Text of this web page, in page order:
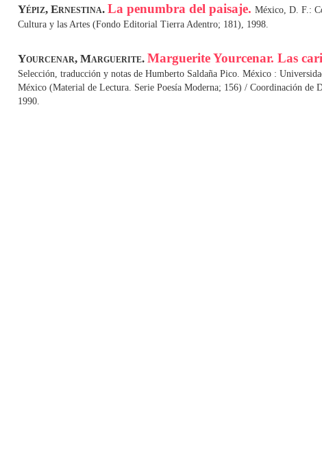
Yépiz, Ernestina. La penumbra del paisaje. México, D. F.:
Cultura y las Artes (Fondo Editorial Tierra Adentro; 181), 1998.
Yourcenar, Marguerite. Marguerite Yourcenar. Las
Selección, traducción y notas de Humberto Saldaña Pico. México :
México (Material de Lectura. Serie Poesía Moderna; 156) / Coordinación de
1990.